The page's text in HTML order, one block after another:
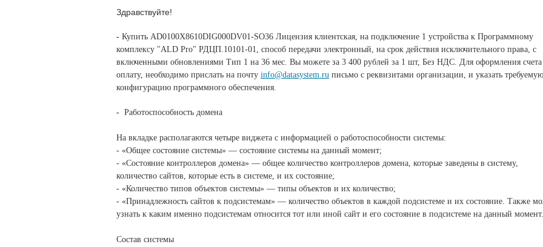
Здравствуйте!
- Купить AD0100X8610DIG000DV01-SO36 Лицензия клиентская, на подключение 1 устройства к Программному
комплексу "ALD Pro" РДЦП.10101-01, способ передачи электронный, на срок действия исключительного права, с
включенными обновлениями Тип 1 на 36 мес. Вы можете за 3 400 рублей за 1 шт, Без НДС. Для оформления счета
оплату, необходимо прислать на почту info@datasystem.ru письмо с реквизитами организации, и указать требуемую
конфигурацию программного обеспечения.
- Работоспособность домена
На вкладке располагаются четыре виджета с информацией о работоспособности системы:
- «Общее состояние системы» — состояние системы на данный момент;
- «Состояние контроллеров домена» — общее количество контроллеров домена, которые заведены в систему,
количество сайтов, которые есть в системе, и их состояние;
- «Количество типов объектов системы» — типы объектов и их количество;
- «Принадлежность сайтов к подсистемам» — количество объектов в каждой подсистеме и их состояние. Также
узнать к каким именно подсистемам относится тот или иной сайт и его состояние в подсистеме на данный момент.
Состав системы